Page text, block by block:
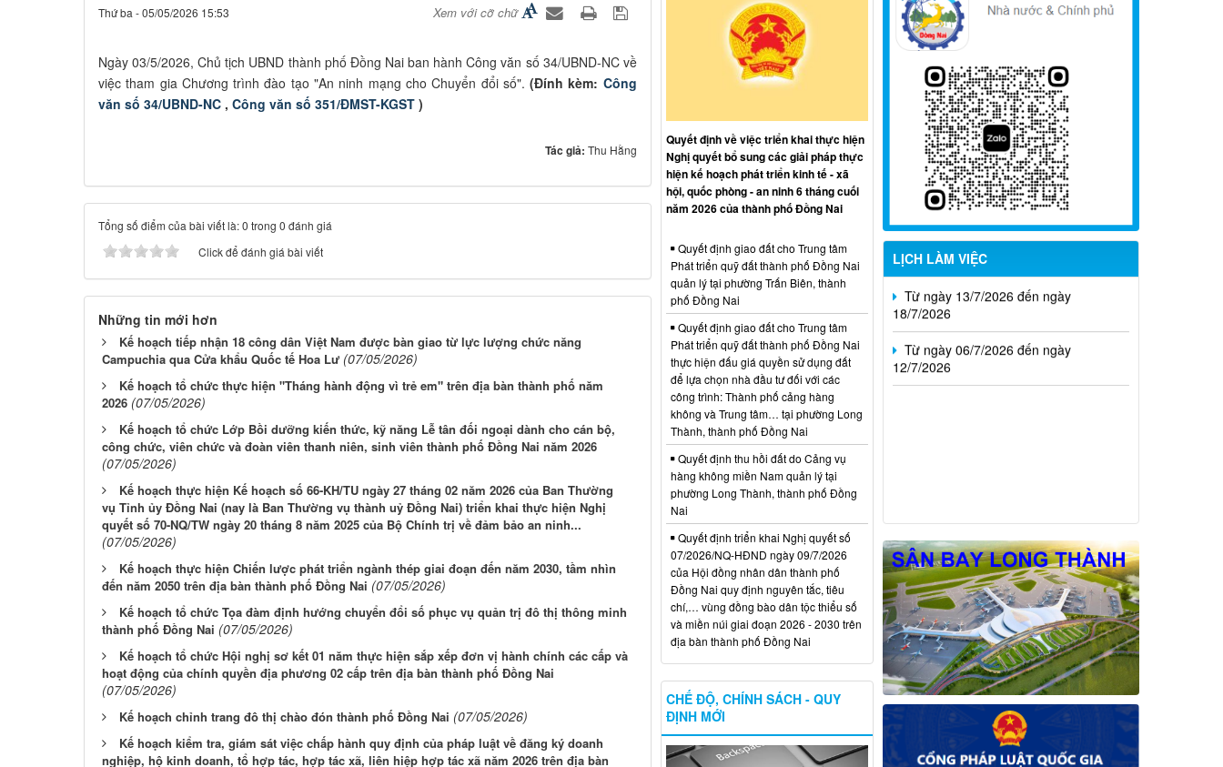
Thứ ba - 05/05/2026 15:53 Xem với cỡ chữ
Ngày 03/5/2026, Chủ tịch UBND thành phố Đồng Nai ban hành Công văn số 34/UBND-NC về
việc tham gia Chương trình đào tạo "An ninh mạng cho Chuyển đổi số". (Đính kèm: Công
văn số 34/UBND-NC , Công văn số 351/ĐMST-KGST )
Tác giả: Thu Hằng
Tổng số điểm của bài viết là: 0 trong 0 đánh giá
Click để đánh giá bài viết
Những tin mới hơn
Kế hoạch tiếp nhận 18 công dân Việt Nam được bàn giao từ lực lượng chức năng
Campuchia qua Cửa khẩu Quốc tế Hoa Lư (07/05/2026)
Kế hoạch tổ chức thực hiện "Tháng hành động vì trẻ em" trên địa bàn thành phố năm
2026 (07/05/2026)
Kế hoạch tổ chức Lớp Bồi dưỡng kiến thức, kỹ năng Lễ tân đối ngoại dành cho cán bộ,
công chức, viên chức và đoàn viên thanh niên, sinh viên thành phố Đồng Nai năm 2026
(07/05/2026)
Kế hoạch thực hiện Kế hoạch số 66-KH/TU ngày 27 tháng 02 năm 2026 của Ban Thường
vụ Tỉnh ủy Đồng Nai (nay là Ban Thường vụ thành uỷ Đồng Nai) triển khai thực hiện Nghị
quyết số 70-NQ/TW ngày 20 tháng 8 năm 2025 của Bộ Chính trị về đảm bảo an ninh...
(07/05/2026)
Kế hoạch thực hiện Chiến lược phát triển ngành thép giai đoạn đến năm 2030, tầm nhìn
đến năm 2050 trên địa bàn thành phố Đồng Nai (07/05/2026)
Kế hoạch tổ chức Tọa đàm định hướng chuyển đổi số phục vụ quản trị đô thị thông minh
thành phố Đồng Nai (07/05/2026)
Kế hoạch tổ chức Hội nghị sơ kết 01 năm thực hiện sắp xếp đơn vị hành chính các cấp và
hoạt động của chính quyền địa phương 02 cấp trên địa bàn thành phố Đồng Nai
(07/05/2026)
Kế hoạch chỉnh trang đô thị chào đón thành phố Đồng Nai (07/05/2026)
Kế hoạch kiểm tra, giám sát việc chấp hành quy định của pháp luật về đăng ký doanh
nghiệp, hộ kinh doanh, tổ hợp tác, hợp tác xã, liên hiệp hợp tác xã năm 2026 trên địa bàn
LỊCH LÀM VIỆC
Từ ngày 03/8/2026 đến ngày
09/8/2026
Từ ngày 27/7/2026 đến ngày
02/8/2026
26/7/2026
Từ ngày 13/7/2026 đến ngày
18/7/2026
Từ ngày 06/7/2026 đến ngày
12/7/2026
Quyết định về việc triển khai thực hiện
Nghị quyết bổ sung các giải pháp thực
hiện kế hoạch phát triển kinh tế - xã
hội, quốc phòng - an ninh 6 tháng cuối
năm 2026 của thành phố Đồng Nai
Quyết định giao đất cho Trung tâm
Phát triển quỹ đất thành phố Đồng Nai
quản lý tại phường Trấn Biên, thành
phố Đồng Nai
Quyết định giao đất cho Trung tâm
Phát triển quỹ đất thành phố Đồng Nai
thực hiện đấu giá quyền sử dụng đất
để lựa chọn nhà đầu tư đối với các
công trình: Thành phố cảng hàng
không và Trung tâm… tại phường Long
Thành, thành phố Đồng Nai
Quyết định thu hồi đất do Cảng vụ
hàng không miền Nam quản lý tại
phường Long Thành, thành phố Đồng
Nai
Quyết định triển khai Nghị quyết số
07/2026/NQ-HĐND ngày 09/7/2026
của Hội đồng nhân dân thành phố
Đồng Nai quy định nguyên tắc, tiêu
chí,… vùng đồng bào dân tộc thiểu số
và miền núi giai đoạn 2026 - 2030 trên
địa bàn thành phố Đồng Nai
CHẾ ĐỘ, CHÍNH SÁCH - QUY
ĐỊNH MỚI